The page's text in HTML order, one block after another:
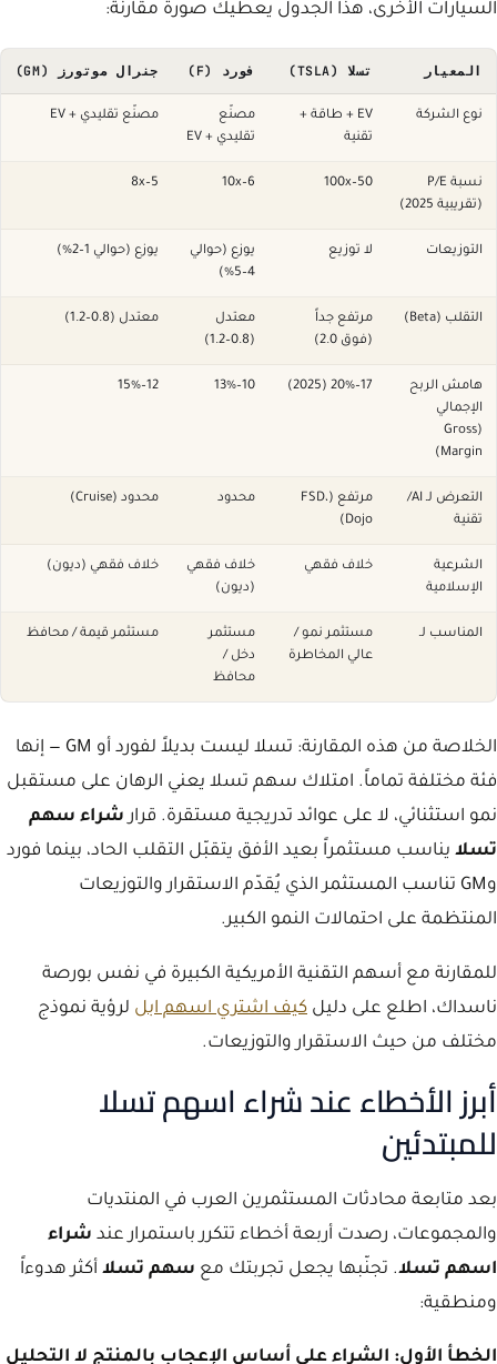
السيارات الأخرى، هذا الجدول يعطيك صورة مقارنة:
المعيار تسلا (TSLA) فورد (F) جنرال موتورز (GM)
نوع الشركة
EV + طاقة +
تقنية
مصنّع
تقليدي + EV
مصنّع تقليدي + EV
نسبة P/E
(تقريبية 2025)
50–100x
6–10x
5–8x
التوزيعات لا توزيع
يوزع (حوالي
4–5%)
يوزع (حوالي 1–2%)
التقلب (Beta)
مرتفع جداً
(فوق 2.0)
معتدل
(0.8–1.2)
معتدل (0.8–1.2)
هامش الربح
الإجمالي
(Gross
Margin)
17–20% (2025)
10–13%
12–15%
التعرض لـ AI/
تقنية
مرتفع (FSD،
Dojo)
محدود محدود (Cruise)
الشرعية
الإسلامية
خلاف فقهي
خلاف فقهي
(ديون)
خلاف فقهي (ديون)
المناسب لـ
مستثمر نمو /
عالي المخاطرة
مستثمر
دخل /
محافظ
مستثمر قيمة / محافظ
الخلاصة من هذه المقارنة: تسلا ليست بديلاً لفورد أو GM — إنها
فئة مختلفة تماماً. امتلاك سهم تسلا يعني الرهان على مستقبل
نمو استثنائي، لا على عوائد تدريجية مستقرة. قرار شراء سهم
تسلا يناسب مستثمراً بعيد الأفق يتقبّل التقلب الحاد، بينما فورد
وGM تناسب المستثمر الذي يُقدّم الاستقرار والتوزيعات
المنتظمة على احتمالات النمو الكبير.
للمقارنة مع أسهم التقنية الأمريكية الكبيرة في نفس بورصة
ناسداك، اطلع على دليل كيف اشتري اسهم ابل لرؤية نموذج
مختلف من حيث الاستقرار والتوزيعات.
أبرز الأخطاء عند شراء اسهم تسلا
للمبتدئين
بعد متابعة محادثات المستثمرين العرب في المنتديات
والمجموعات، رصدت أربعة أخطاء تتكرر باستمرار عند شراء
اسهم تسلا. تجنّبها يجعل تجربتك مع سهم تسلا أكثر هدوءاً
ومنطقية:
الخطأ الأول: الشراء على أساس الإعجاب بالمنتج لا التحليل